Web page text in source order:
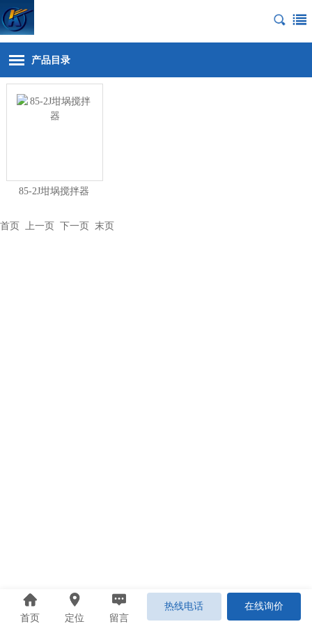
产品目录
85-2J坩埚搅拌器
首页 上一页 下一页 末页
首页 定位 留言
热线电话 在线询价